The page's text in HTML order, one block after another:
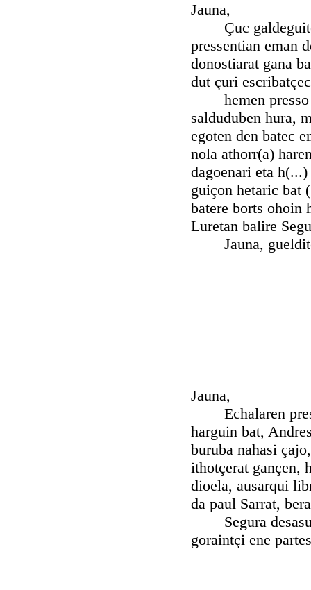
Jauna,
Çuc
pressentian eman
donostiarat gana
dut çuri
hemen presso
salduduben hura,
egoten den batec
nola athorr(a)
dagoenari eta
guiçon hetaric bat
batere borts ohoin
Luretan balire
Jauna,
Jauna,
Echalaren
harguin bat,
buruba nahasi
ithotçerat gançen,
dioela, ausarqui
da paul Sarrat,
Segura
goraintçi ene